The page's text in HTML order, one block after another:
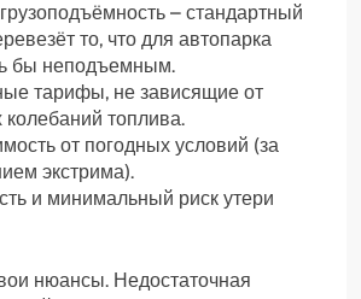
– стандартный
то, что для автопарка
бы неподъемным.
тарифы, не зависящие от
колебаний топлива.
от погодных условий (за
экстрима).
и минимальный риск утери
нюансы. Недостаточная